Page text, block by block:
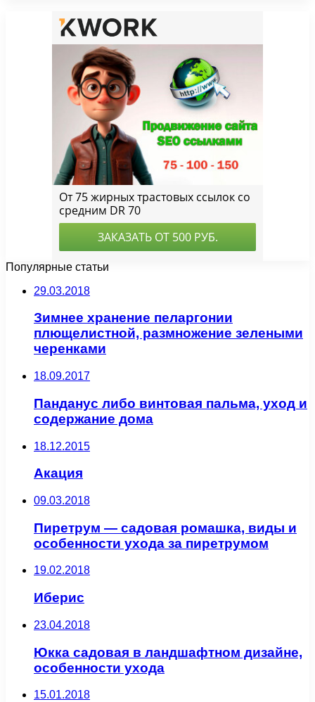
Популярные статьи
29.03.2018
Зимнее хранение пеларгонии
плющелистной, размножение зелеными
черенками
18.09.2017
Панданус либо винтовая пальма, уход и
содержание дома
18.12.2015
Акация
09.03.2018
Пиретрум — садовая ромашка, виды и
особенности ухода за пиретрумом
19.02.2018
Иберис
23.04.2018
Юкка садовая в ландшафтном дизайне,
особенности ухода
15.01.2018